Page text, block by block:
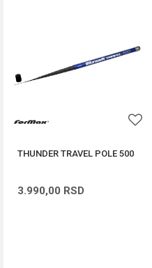
THUNDER TRAVEL POLE 500
3.990,00 RSD